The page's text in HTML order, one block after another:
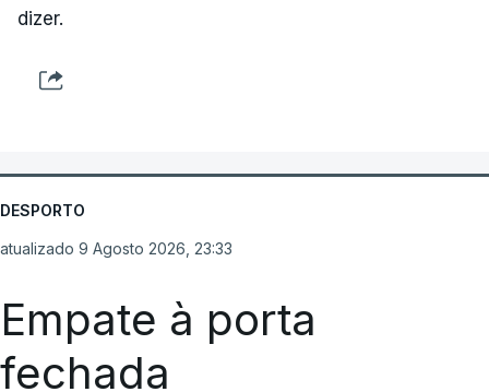
dizer.
DESPORTO
atualizado 9 Agosto 2026, 23:33
Empate à porta
fechada